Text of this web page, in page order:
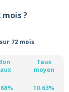
?
72 mois
Taux
moyen
10.63%